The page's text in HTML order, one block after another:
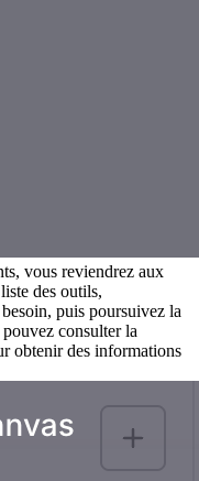
vous reviendrez aux
des outils,
puis poursuivez la
consulter la
obtenir des informations